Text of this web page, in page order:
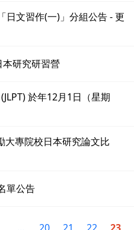
日文習作(一)」分組公告 - 更
研究研習營
於年12月1日（星期
大專院校日本研究論文比
單公告
20 21 22 23